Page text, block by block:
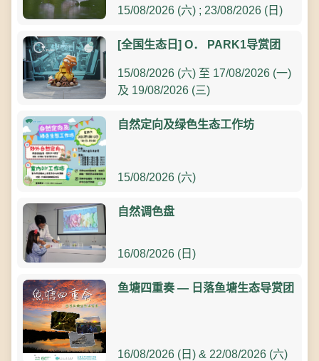
15/08/2026 (六) ; 23/08/2026 (日)
[全国生态日] O． PARK1导赏团
15/08/2026 (六) 至 17/08/2026 (一)
及 19/08/2026 (三)
自然定向及绿色生态工作坊
15/08/2026 (六)
自然调色盘
16/08/2026 (日)
鱼塘四重奏 — 日落鱼塘生态导赏团
16/08/2026 (日) & 22/08/2026 (六)